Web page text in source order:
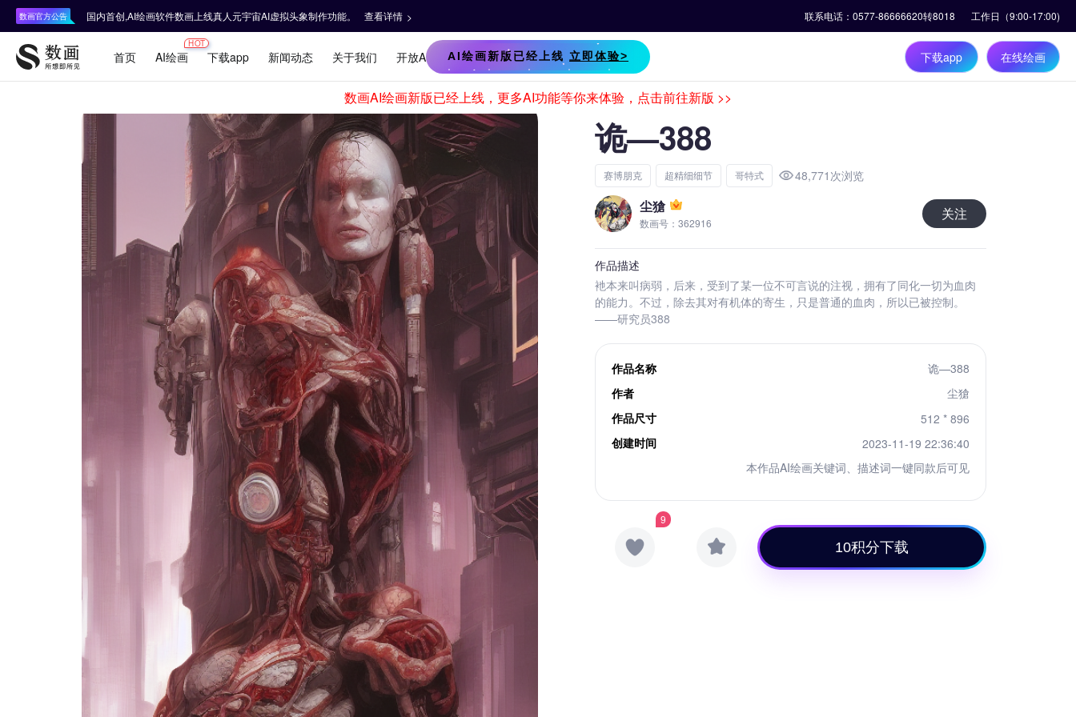
诡—388
赛博朋克 超精细细节 哥特式 48,771次浏览
尘獊
数画号：362916 关注
作品描述
衪本来叫病弱，后来，受到了某一位不可言说的注视，拥有了同化一切为血肉
的能力。不过，除去其对有机体的寄生，只是普通的血肉，所以已被控制。
——研究员388
作品名称
诡—388
作者
尘獊
作品尺寸
512 * 896
创建时间
2023-11-19 22:36:40
本作品AI绘画关键词、描述词一键同款后可见
9
10积分下载